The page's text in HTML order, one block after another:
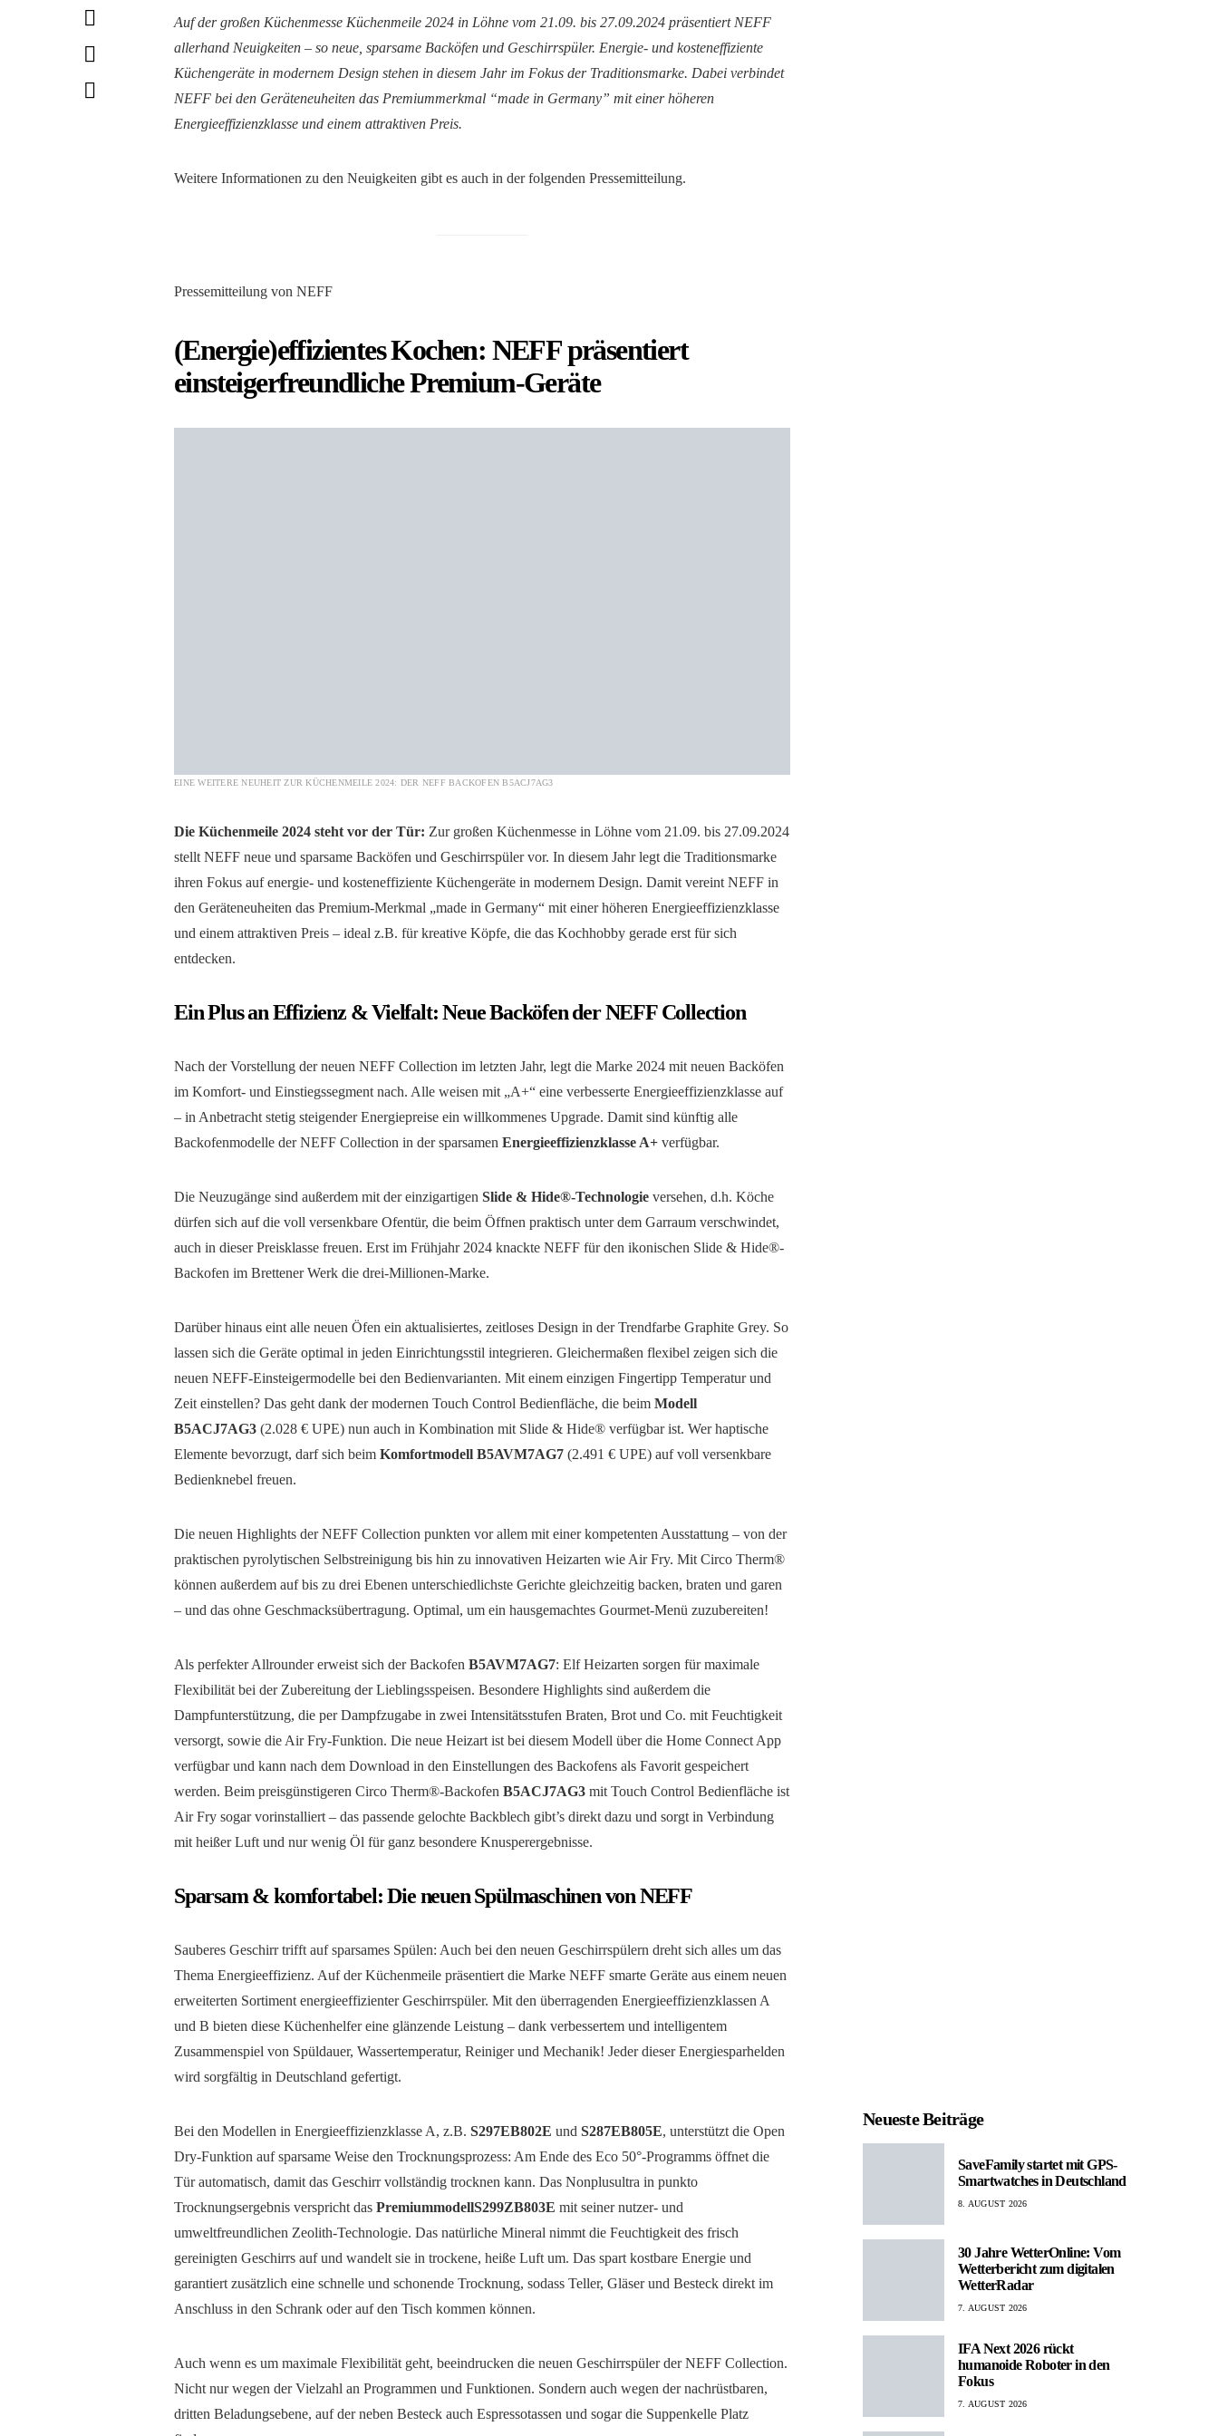
Auf der großen Küchenmesse Küchenmeile 2024 in Löhne vom 21.09. bis 27.09.2024 präsentiert NEFF
allerhand Neuigkeiten – so neue, sparsame Backöfen und Geschirrspüler. Energie- und kosteneffiziente
Küchengeräte in modernem Design stehen in diesem Jahr im Fokus der Traditionsmarke. Dabei verbindet
NEFF bei den Geräteneuheiten das Premiummerkmal “made in Germany” mit einer höheren
Energieeffizienzklasse und einem attraktiven Preis.
Weitere Informationen zu den Neuigkeiten gibt es auch in der folgenden Pressemitteilung.
Pressemitteilung von NEFF
(Energie)effizientes Kochen: NEFF präsentiert
einsteigerfreundliche Premium-Geräte
EINE WEITERE NEUHEIT ZUR KÜCHENMEILE 2024: DER NEFF BACKOFEN B5ACJ7AG3
Die Küchenmeile 2024 steht vor der Tür: Zur großen Küchenmesse in Löhne vom 21.09. bis 27.09.2024
stellt NEFF neue und sparsame Backöfen und Geschirrspüler vor. In diesem Jahr legt die Traditionsmarke
ihren Fokus auf energie- und kosteneffiziente Küchengeräte in modernem Design. Damit vereint NEFF in
den Geräteneuheiten das Premium-Merkmal „made in Germany“ mit einer höheren Energieeffizienzklasse
und einem attraktiven Preis – ideal z.B. für kreative Köpfe, die das Kochhobby gerade erst für sich
entdecken.
Ein Plus an Effizienz & Vielfalt: Neue Backöfen der NEFF Collection
Nach der Vorstellung der neuen NEFF Collection im letzten Jahr, legt die Marke 2024 mit neuen Backöfen
im Komfort- und Einstiegssegment nach. Alle weisen mit „A+“ eine verbesserte Energieeffizienzklasse auf
– in Anbetracht stetig steigender Energiepreise ein willkommenes Upgrade. Damit sind künftig alle
Backofenmodelle der NEFF Collection in der sparsamen Energieeffizienzklasse A+ verfügbar.
Die Neuzugänge sind außerdem mit der einzigartigen Slide & Hide®-Technologie versehen, d.h. Köche
dürfen sich auf die voll versenkbare Ofentür, die beim Öffnen praktisch unter dem Garraum verschwindet,
auch in dieser Preisklasse freuen. Erst im Frühjahr 2024 knackte NEFF für den ikonischen Slide & Hide®-
Backofen im Brettener Werk die drei-Millionen-Marke.
Darüber hinaus eint alle neuen Öfen ein aktualisiertes, zeitloses Design in der Trendfarbe Graphite Grey. So
lassen sich die Geräte optimal in jeden Einrichtungsstil integrieren. Gleichermaßen flexibel zeigen sich die
neuen NEFF-Einsteigermodelle bei den Bedienvarianten. Mit einem einzigen Fingertipp Temperatur und
Zeit einstellen? Das geht dank der modernen Touch Control Bedienfläche, die beim Modell
B5ACJ7AG3 (2.028 € UPE) nun auch in Kombination mit Slide & Hide® verfügbar ist. Wer haptische
Elemente bevorzugt, darf sich beim Komfortmodell B5AVM7AG7 (2.491 € UPE) auf voll versenkbare
Bedienknebel freuen.
Die neuen Highlights der NEFF Collection punkten vor allem mit einer kompetenten Ausstattung – von der
praktischen pyrolytischen Selbstreinigung bis hin zu innovativen Heizarten wie Air Fry. Mit Circo Therm®
können außerdem auf bis zu drei Ebenen unterschiedlichste Gerichte gleichzeitig backen, braten und garen
– und das ohne Geschmacksübertragung. Optimal, um ein hausgemachtes Gourmet-Menü zuzubereiten!
Als perfekter Allrounder erweist sich der Backofen B5AVM7AG7: Elf Heizarten sorgen für maximale
Flexibilität bei der Zubereitung der Lieblingsspeisen. Besondere Highlights sind außerdem die
Dampfunterstützung, die per Dampfzugabe in zwei Intensitätsstufen Braten, Brot und Co. mit Feuchtigkeit
versorgt, sowie die Air Fry-Funktion. Die neue Heizart ist bei diesem Modell über die Home Connect App
verfügbar und kann nach dem Download in den Einstellungen des Backofens als Favorit gespeichert
werden. Beim preisgünstigeren Circo Therm®-Backofen B5ACJ7AG3 mit Touch Control Bedienfläche ist
Air Fry sogar vorinstalliert – das passende gelochte Backblech gibt’s direkt dazu und sorgt in Verbindung
mit heißer Luft und nur wenig Öl für ganz besondere Knusperergebnisse.
Sparsam & komfortabel: Die neuen Spülmaschinen von NEFF
Sauberes Geschirr trifft auf sparsames Spülen: Auch bei den neuen Geschirrspülern dreht sich alles um das
Thema Energieeffizienz. Auf der Küchenmeile präsentiert die Marke NEFF smarte Geräte aus einem neuen
erweiterten Sortiment energieeffizienter Geschirrspüler. Mit den überragenden Energieeffizienzklassen A
und B bieten diese Küchenhelfer eine glänzende Leistung – dank verbessertem und intelligentem
Zusammenspiel von Spüldauer, Wassertemperatur, Reiniger und Mechanik! Jeder dieser Energiesparhelden
wird sorgfältig in Deutschland gefertigt.
Bei den Modellen in Energieeffizienzklasse A, z.B. S297EB802E und S287EB805E, unterstützt die Open
Dry-Funktion auf sparsame Weise den Trocknungsprozess: Am Ende des Eco 50°-Programms öffnet die
Tür automatisch, damit das Geschirr vollständig trocknen kann. Das Nonplusultra in punkto
Trocknungsergebnis verspricht das PremiummodellS299ZB803E mit seiner nutzer- und
umweltfreundlichen Zeolith-Technologie. Das natürliche Mineral nimmt die Feuchtigkeit des frisch
gereinigten Geschirrs auf und wandelt sie in trockene, heiße Luft um. Das spart kostbare Energie und
garantiert zusätzlich eine schnelle und schonende Trocknung, sodass Teller, Gläser und Besteck direkt im
Anschluss in den Schrank oder auf den Tisch kommen können.
Auch wenn es um maximale Flexibilität geht, beeindrucken die neuen Geschirrspüler der NEFF Collection.
Nicht nur wegen der Vielzahl an Programmen und Funktionen. Sondern auch wegen der nachrüstbaren,
dritten Beladungsebene, auf der neben Besteck auch Espressotassen und sogar die Suppenkelle Platz
Neueste Beiträge
SaveFamily startet mit GPS-
Smartwatches in Deutschland
8. AUGUST 2026
30 Jahre WetterOnline: Vom
Wetterbericht zum digitalen
WetterRadar
7. AUGUST 2026
IFA Next 2026 rückt
humanoide Roboter in den
Fokus
7. AUGUST 2026